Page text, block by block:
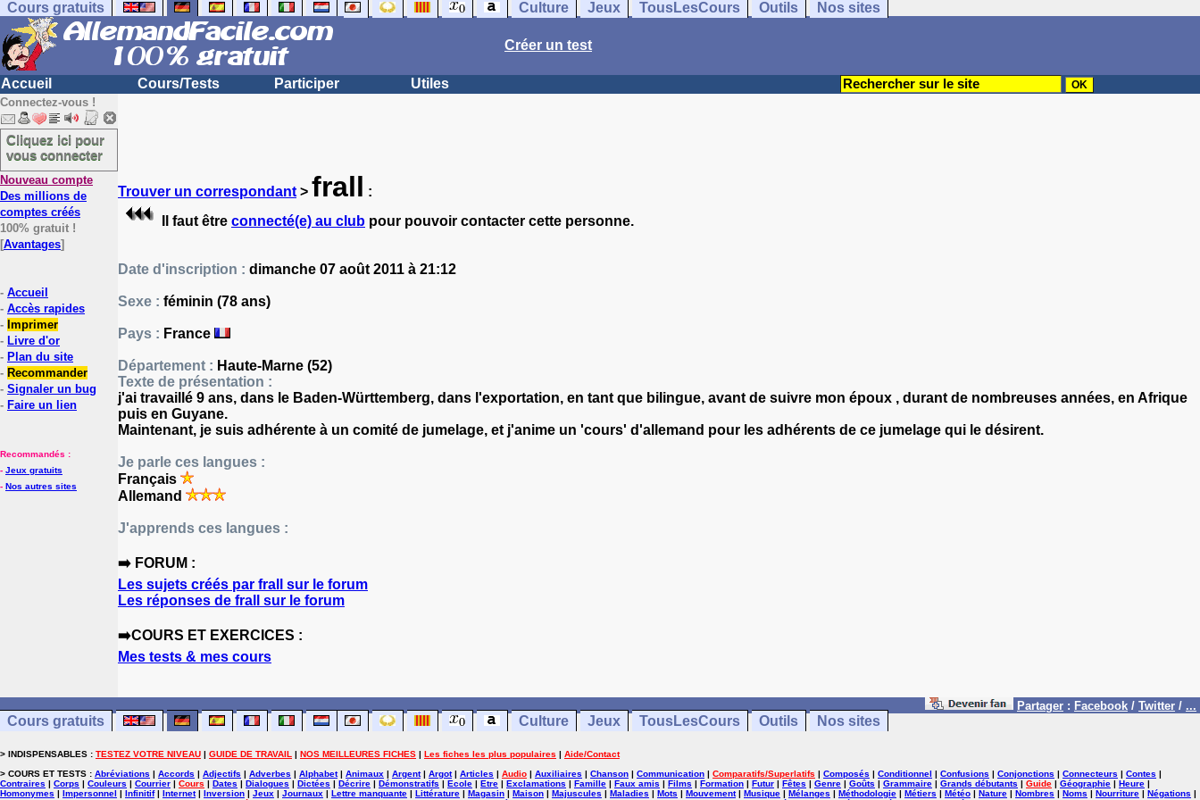
Cours gratuits Culture Jeux TousLesCours Outils Nos sites
Créer un test
Accueil Cours/Tests Participer Utiles
Connectez-vous !
Cliquez ici pour
vous connecter
Nouveau compte
Des millions de
comptes créés
100% gratuit !
[Avantages]
- Accueil
- Accès rapides
- Imprimer
- Livre d'or
- Plan du site
- Recommander
- Signaler un bug
- Faire un lien
Recommandés :
- Jeux gratuits
- Nos autres sites
Trouver un correspondant > frall :
Il faut être connecté(e) au club pour pouvoir contacter cette personne.
Date d'inscription : dimanche 07 août 2011 à 21:12
Sexe : féminin (78 ans)
Pays : France
Département : Haute-Marne (52)
Texte de présentation :
j'ai travaillé 9 ans, dans le Baden-Württemberg, dans l'exportation, en tant que bilingue, avant de suivre mon époux , durant de nombreuses années, en Afrique
puis en Guyane.
Maintenant, je suis adhérente à un comité de jumelage, et j'anime un 'cours' d'allemand pour les adhérents de ce jumelage qui le désirent.
Je parle ces langues :
Français
Allemand
J'apprends ces langues :
➡️ FORUM :
Les sujets créés par frall sur le forum
Les réponses de frall sur le forum
➡️COURS ET EXERCICES :
Mes tests & mes cours
Partager : Facebook / Twitter / ...
Cours gratuits Culture Jeux TousLesCours Outils Nos sites
> INDISPENSABLES : TESTEZ VOTRE NIVEAU | GUIDE DE TRAVAIL | NOS MEILLEURES FICHES | Les fiches les plus populaires | Aide/Contact
> COURS ET TESTS : Abréviations | Accords | Adjectifs | Adverbes | Alphabet| Animaux | Argent| Argot| Articles | Audio | Auxiliaires | Chanson | Communication | Comparatifs/Superlatifs | Composés | Conditionnel | Confusions | Conjonctions | Connecteurs | Contes |
Contraires | Corps | Couleurs | Courrier | Cours | Dates | Dialogues | Dictées | Décrire | Démonstratifs | Ecole | Etre | Exclamations | Famille | Faux amis | Films | Formation | Futur | Fêtes | Genre | Goûts | Grammaire | Grands débutants | Guide | Géographie | Heure |
Homonymes | Impersonnel | Infinitif| Internet| Inversion | Jeux | Journaux | Lettre manquante | Littérature | Magasin | Maison | Majuscules | Maladies | Mots | Mouvement| Musique | Mélanges | Méthodologie | Métiers | Météo | Nature | Nombres | Noms | Nourriture | Négations |